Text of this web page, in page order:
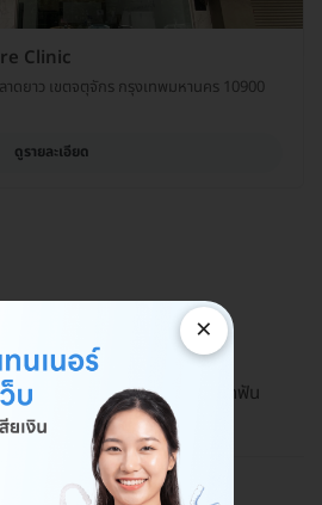
Clinic
ดยาว เขตจตุจักร กรุงเทพมหานคร 10900
ดูรายละเอียด
าะสำหรับผู้ที่มีอายุกี่ปี?
บผู้ที่มีอายุ 12 ปีขึ้นไปที่ผ่านการจัดฟัน
ไม่?
×